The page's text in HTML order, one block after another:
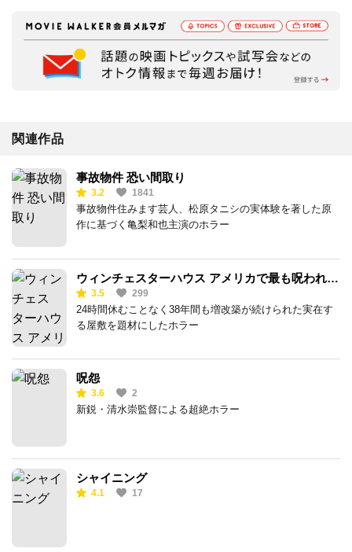
関連作品
事故物件 恐い間取り
3.2 1841
事故物件住みます芸人、松原タニシの実体験を著した原
作に基づく亀梨和也主演のホラー
ウィンチェスターハウス アメリカで最も呪われた
屋敷
3.5 299
24時間休むことなく38年間も増改築が続けられた実在す
る屋敷を題材にしたホラー
呪怨
3.6 2
新鋭・清水崇監督による超絶ホラー
シャイニング
4.1 17